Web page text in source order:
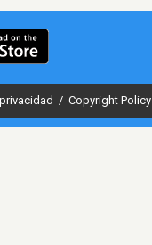
/ Copyright Policy